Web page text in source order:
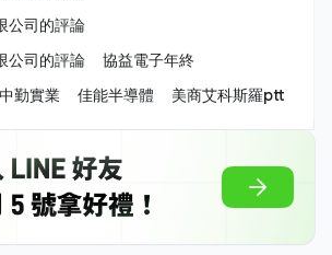
公司的評論
公司的評論
協益電子年終
中勤實業 佳能半導體 美商艾科斯羅ptt